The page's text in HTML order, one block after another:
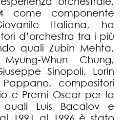
come componente
Italiana, ha
d’orchestra tra i più
quali Zubin Mehta,
Whun Chung,
Sinopoli, Lorin
compositori
e Premi Oscar per la
Luis Bacalov e